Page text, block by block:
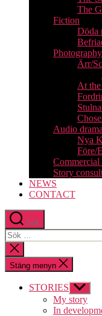
The
Fiction
Döda
Photography
Ärr/
At the
Audio drama
Nya
Före/
Story
NEWS
CONTACT
Sök
Sök
efter:
Stäng
sökningen
Stäng menyn
STORIES Visa
My story
In